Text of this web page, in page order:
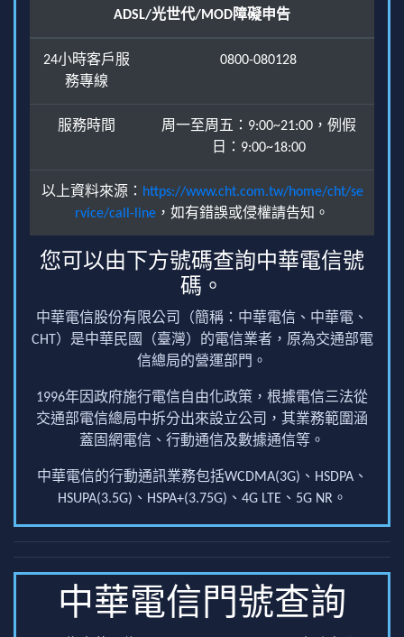
ADSL/光世代/MOD障礙申告
24小時客戶服
務專線
0800-080128
服務時間
周一至周五：9:00~21:00，例假
日：9:00~18:00
以上資料來源： https://www.cht.com.tw/home/cht/se
rvice/call-line ，如有錯誤或侵權請告知。
您可以由下方號碼查詢中華電信號
碼。
中華電信股份有限公司（簡稱：中華電信、中華電、
CHT）是中華民國（臺灣）的電信業者，原為交通部電
信總局的營運部門。
1996年因政府施行電信自由化政策，根據電信三法從
交通部電信總局中拆分出來設立公司，其業務範圍涵
蓋固網電信、行動通信及數據通信等。
中華電信的行動通訊業務包括WCDMA(3G)、HSDPA、
HSUPA(3.5G)、HSPA+(3.75G)、4G LTE、5G NR。
中華電信門號查詢